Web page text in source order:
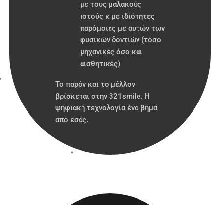
με τους μαλακούς
ιστούς κ με ιδιότητες
παρόμοιες με αυτών των
φυσικών δοντιών (τόσο
μηχανικές όσο και
αισθητικές)
Το παρόν και το μέλλον
βρίσκεται στην 321smile. H
ψηφιακή τεχνολογία ένα βήμα
από εσάς.